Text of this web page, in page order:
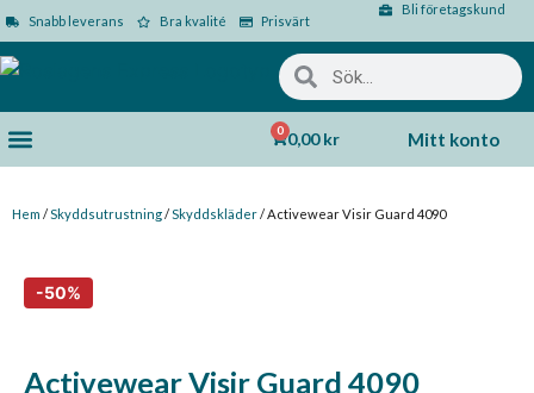
Snabb leverans Bra kvalité Prisvärt
Bli företagskund
0,00kr
0 Mitt konto
Hem /Skyddsutrustning/Skyddskläder/ Activewear Visir Guard 4090
Activewear Visir Guard 4090